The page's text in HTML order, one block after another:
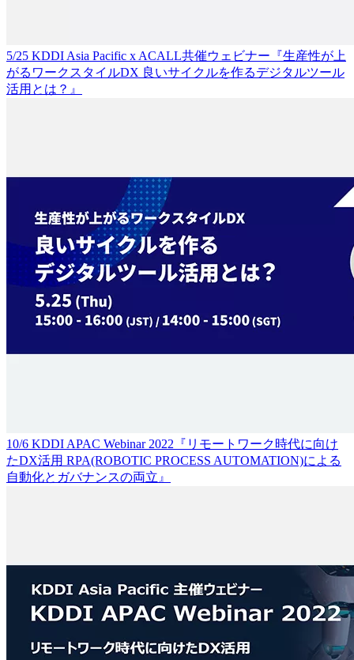
5/25 KDDI Asia Pacific x ACALL共催ウェビナー『生産性が上
がるワークスタイルDX 良いサイクルを作るデジタルツール
活用とは？』
10/6 KDDI APAC Webinar 2022『リモートワーク時代に向け
たDX活用 RPA(ROBOTIC PROCESS AUTOMATION)による
自動化とガバナンスの両立』